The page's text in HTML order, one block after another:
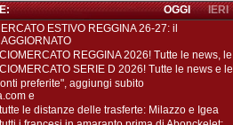
IERI
OGGI
ESTIVO REGGINA 26-27: il
REGGINA 2026! Tutte le news, le
SERIE D 2026! Tutte le news e le
preferite", aggiungi subito
e
le distanze delle trasferte: Milazzo e Igea